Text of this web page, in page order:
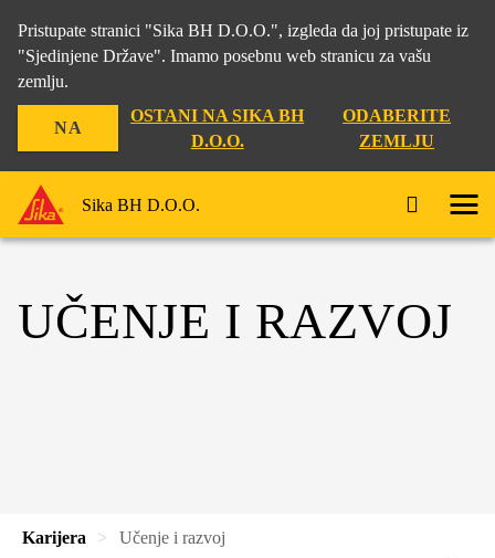
Pristupate stranici "Sika BH D.O.O.", izgleda da joj pristupate iz
"Sjedinjene Države". Imamo posebnu web stranicu za vašu
zemlju.
NA
OSTANI NA SIKA BH
D.O.O.
ODABERITE
ZEMLJU
Sika BH D.O.O.
UČENJE I RAZVOJ
Karijera Učenje i razvoj